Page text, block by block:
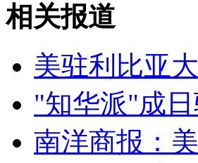
无痛分娩是否安全 医生回应
外交部：反对强权政治霸凌主义
相关报道
美驻利比亚
"知华派"成
南洋商报：